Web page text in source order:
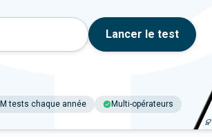
Lancer le test
tests chaque année Multi-opérateurs